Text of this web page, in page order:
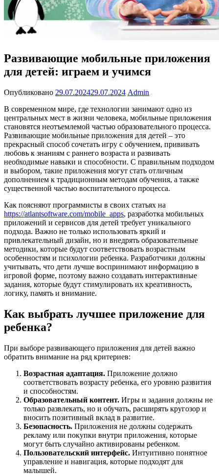
Развивающие мобильные приложения
для детей: играем и учимся
Опубликовано 29.07.202429.07.2024 Admin
В современном мире, где технологии занимают одно из
центральных мест в жизни человека, мобильные приложения
становятся неотъемлемой частью образовательного процесса.
Развивающие мобильные приложения для детей – это
прекрасный способ сочетать игру с обучением, прививать
любовь к знаниям с раннего возраста и развивать
необходимые навыки и способности. С правильным подходом
и выбором, такие приложения могут стать отличным
дополнением к традиционным методам обучения, а также
существенной частью воспитательного процесса.
Как поясняют программисты в своих статьях на
https://atlantsoftware.com/mobile_apps, разработка мобильных
приложений и сервисов для детей требует уникального
подхода. Важно не только использовать яркий и
привлекательный дизайн, но и внедрять образовательные
методики, которые будут соответствовать возрастным
особенностям и психологии ребенка. Разработчики должны
учитывать, что дети лучше воспринимают информацию в
игровой форме, поэтому важно создавать интерактивные
задания, которые будут стимулировать их креативность,
логику, память и внимание.
Как выбрать лучшее приложение для
ребенка?
При выборе развивающего приложения для детей важно
обратить внимание на ряд критериев:
Возрастная адаптация. Приложение должно
соответствовать возрасту ребенка, его уровню развития
и способностям.
Образовательный контент. Игры и задания должны не
только развлекать, но и обучать, расширять кругозор и
вносить позитивный вклад в развитие.
Безопасность. Приложения не должны содержать
рекламу или покупки внутри приложения, которые
могут быть случайно активированы ребенком.
Пользовательский интерфейс. Интуитивно понятное
управление и навигация, которые подходят для
малышей.